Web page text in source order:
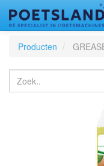
Producten